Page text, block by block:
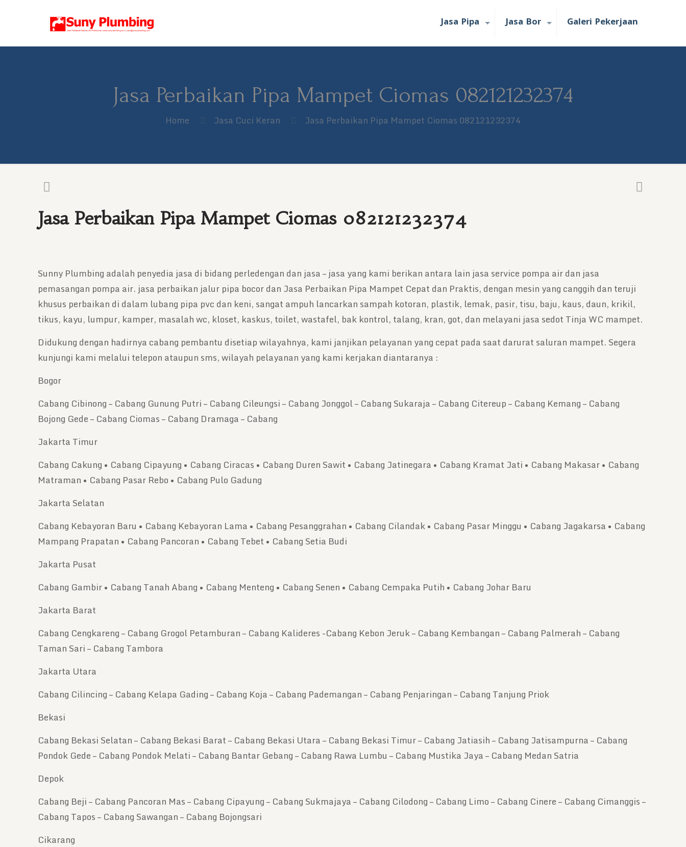
Jasa Pipa Jasa Bor Galeri Pekerjaan
Jasa Perbaikan Pipa Mampet Ciomas 082121232374
Home Jasa Cuci Keran Jasa Perbaikan Pipa Mampet Ciomas 082121232374
Jasa Perbaikan Pipa Mampet Ciomas 082121232374
Sunny Plumbing adalah penyedia jasa di bidang perledengan dan jasa – jasa yang kami berikan antara lain jasa service pompa air dan jasa
pemasangan pompa air. jasa perbaikan jalur pipa bocor dan Jasa Perbaikan Pipa Mampet Cepat dan Praktis, dengan mesin yang canggih dan teruji
khusus perbaikan di dalam lubang pipa pvc dan keni, sangat ampuh lancarkan sampah kotoran, plastik, lemak, pasir, tisu, baju, kaus, daun, krikil,
tikus, kayu, lumpur, kamper, masalah wc, kloset, kaskus, toilet, wastafel, bak kontrol, talang, kran, got, dan melayani jasa sedot Tinja WC mampet.
Didukung dengan hadirnya cabang pembantu disetiap wilayahnya, kami janjikan pelayanan yang cepat pada saat darurat saluran mampet. Segera
kunjungi kami melalui telepon ataupun sms, wilayah pelayanan yang kami kerjakan diantaranya :
Bogor
Cabang Cibinong – Cabang Gunung Putri – Cabang Cileungsi – Cabang Jonggol – Cabang Sukaraja – Cabang Citereup – Cabang Kemang – Cabang
Bojong Gede – Cabang Ciomas – Cabang Dramaga – Cabang
Jakarta Timur
Cabang Cakung • Cabang Cipayung • Cabang Ciracas • Cabang Duren Sawit • Cabang Jatinegara • Cabang Kramat Jati • Cabang Makasar • Cabang
Matraman • Cabang Pasar Rebo • Cabang Pulo Gadung
Jakarta Selatan
Cabang Kebayoran Baru • Cabang Kebayoran Lama • Cabang Pesanggrahan • Cabang Cilandak • Cabang Pasar Minggu • Cabang Jagakarsa • Cabang
Mampang Prapatan • Cabang Pancoran • Cabang Tebet • Cabang Setia Budi
Jakarta Pusat
Cabang Gambir • Cabang Tanah Abang • Cabang Menteng • Cabang Senen • Cabang Cempaka Putih • Cabang Johar Baru
Jakarta Barat
Cabang Cengkareng – Cabang Grogol Petamburan – Cabang Kalideres -Cabang Kebon Jeruk – Cabang Kembangan – Cabang Palmerah – Cabang
Taman Sari – Cabang Tambora
Jakarta Utara
Cabang Cilincing – Cabang Kelapa Gading – Cabang Koja – Cabang Pademangan – Cabang Penjaringan – Cabang Tanjung Priok
Bekasi
Cabang Bekasi Selatan – Cabang Bekasi Barat – Cabang Bekasi Utara – Cabang Bekasi Timur – Cabang Jatiasih – Cabang Jatisampurna – Cabang
Pondok Gede – Cabang Pondok Melati – Cabang Bantar Gebang – Cabang Rawa Lumbu – Cabang Mustika Jaya – Cabang Medan Satria
Depok
Cabang Beji – Cabang Pancoran Mas – Cabang Cipayung – Cabang Sukmajaya – Cabang Cilodong – Cabang Limo – Cabang Cinere – Cabang Cimanggis –
Cabang Tapos – Cabang Sawangan – Cabang Bojongsari
Cikarang